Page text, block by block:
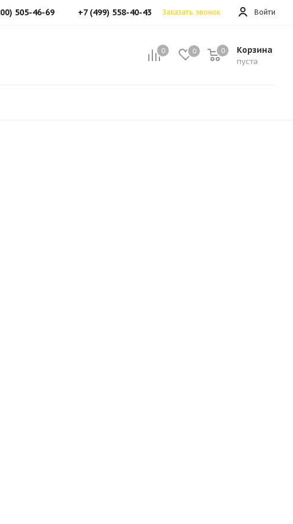
Войти
505-46-69 +7 (499) 558-40-43 Заказать звонок
0 0 Корзина
пуста
0